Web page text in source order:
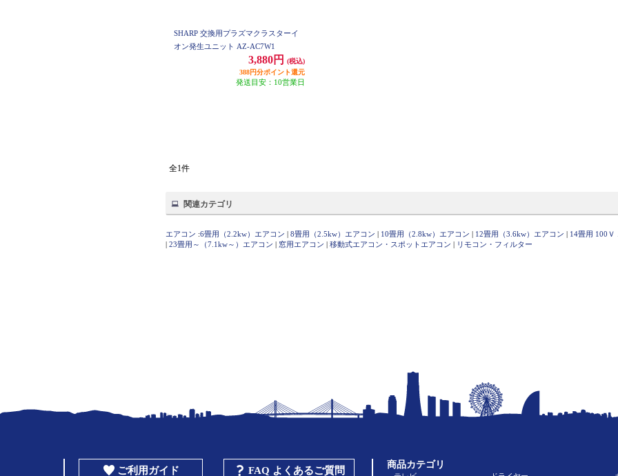
SHARP 交換用プラズマクラスターイ
オン発生ユニット AZ-AC7W1
3,880円
(税込)
388円分ポイント還元
発送目安：10営業日
全1件
関連カテゴリ
エアコン :6畳用（2.2kw）エアコン | 8畳用（2.5kw）エアコン | 10畳用（2.8kw）エアコン | 12畳用（3.6kw）エアコン | 14畳用 100Ｖ
| 23畳用～（7.1kw～）エアコン | 窓用エアコン | 移動式エアコン・スポットエアコン | リモコン・フィルター
ご利用ガイド FAQ よくあるご質問
商品カテゴリ